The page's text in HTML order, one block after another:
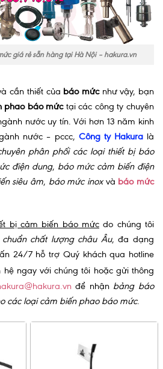
giá rẻ sẵn hàng tại Hà Nội – hakura.vn
cần thiết của báo mứcnhư vậy, bạn
phao báo mứctại các công ty chuyên
nước uy tín. Với hơn 13 năm kinh
nước – pccc,Công ty Hakura là
phân phối các loại thiết bị báo
điện dung, báo mức cảm biến điện
siêu âm, báo mức inoxvà báo mức
bị cảm biến báo mức do chúng tôi
chuẩn chất lượng châu Âu, đa dạng
24/7 hỗ trợ Quý khách qua hotline
hệ ngay với chúng tôi hoặc gửi thông
để nhận bảng báo
các loại cảm biến phao báo mức.